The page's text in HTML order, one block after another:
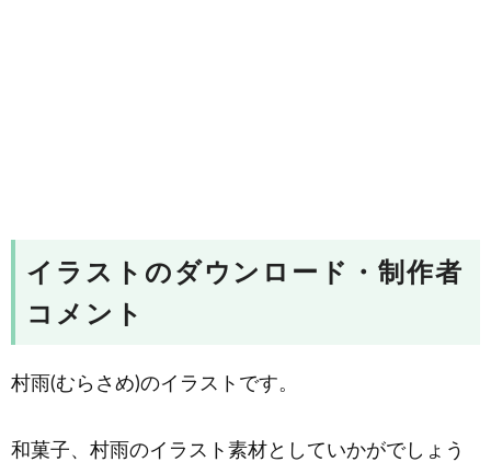
イラストのダウンロード・制作者
コメント
村雨(むらさめ)のイラストです。
和菓子、村雨のイラスト素材としていかがでしょう